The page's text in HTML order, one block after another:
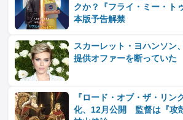
クか？『フライ・ミー・ト
本版予告解禁
スカーレット・ヨハンソン
提供オファーを断っていた
『ロード・オブ・ザ・リン
化、12月公開 監督は『攻